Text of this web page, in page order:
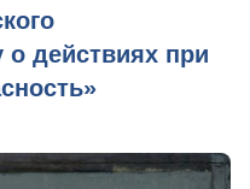
о действиях при